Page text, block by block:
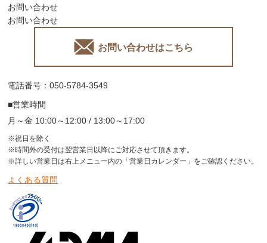
お問い合わせ
お問い合わせ
お問い合わせはこちら
電話番号：050-5784-3549
■営業時間
月～金 10:00～12:00 / 13:00～17:00
※祝日を除く
※時間外の受付は翌営業日以降にご対応させて頂きます。
※詳しい営業日は右上メニュー内の「営業日カレンダー」をご確認ください。
よくある質問